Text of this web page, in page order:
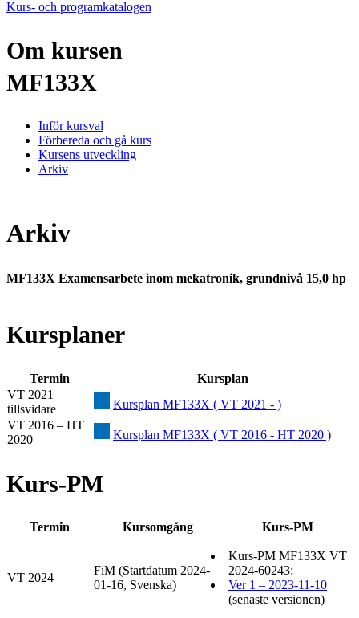
Kurs- och programkatalogen
Om kursen
MF133X
Inför kursval
Förbereda och gå kurs
Kursens utveckling
Arkiv
Arkiv
MF133X Examensarbete inom mekatronik, grundnivå 15,0 hp
Kursplaner
Termin
Kursplan
VT 2021 –
tillsvidare
Kursplan MF133X ( VT 2021 - )
VT 2016 – HT
2020
Kursplan MF133X ( VT 2016 - HT 2020 )
Kurs-PM
Termin Kursomgång Kurs-PM
VT 2024
FiM (Startdatum 2024-
01-16, Svenska)
Kurs-PM MF133X VT
2024-60243:
Ver 1 – 2023-11-10
(senaste versionen)